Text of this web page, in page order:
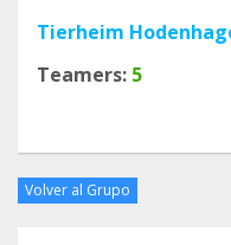
Tierheim
Teamers: 5
Volver al Grupo